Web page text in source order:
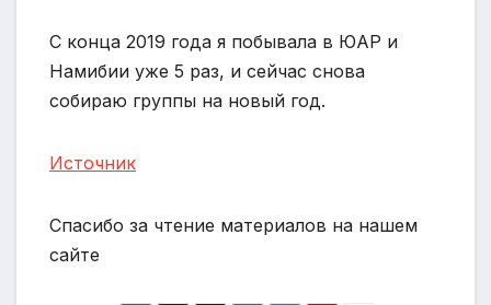
С конца 2019 года я побывала в ЮАР и
Намибии уже 5 раз, и сейчас снова
собираю группы на новый год.
Источник
Спасибо за чтение материалов на нашем
сайте